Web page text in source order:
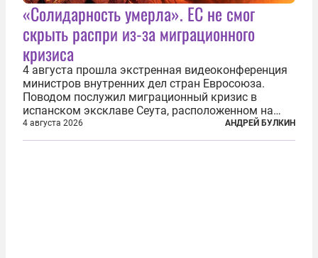
«Солидарность умерла». ЕС не смог
скрыть распри из-за миграционного
кризиса
4 августа прошла экстренная видеоконференция
министров внутренних дел стран Евросоюза.
Поводом послужил миграционный кризис в
испанском эксклаве Сеута, расположенном на
северном побережье Африки. В конце июля
границу между Марокко и испанской территорией
4 августа 2026 АНДРЕЙ БУЛКИН